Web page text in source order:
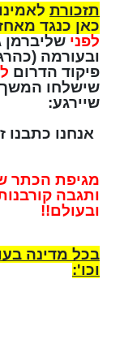
תזכורת
כאן כנגד
לפני שליברמן
ובעורמה
פיקוד הדרום
שישלחו
שיירגע:
אנחנו
מגיפת הכתר
ותגבה
ובעולם!!
בכל מדינה
וכו':